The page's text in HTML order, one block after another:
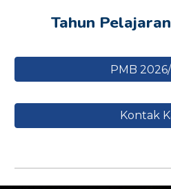
Tahun Pelajaran
PMB
Kontak